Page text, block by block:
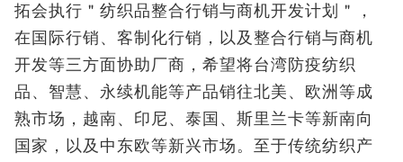
拓会执行＂纺织品整合行销与商机开发计划＂，
在国际行销、客制化行销，以及整合行销与商机
开发等三方面协助厂商，希望将台湾防疫纺织
品、智慧、永续机能等产品销往北美、欧洲等成
熟市场，越南、印尼、泰国、斯里兰卡等新南向
国家，以及中东欧等新兴市场。至于传统纺织产